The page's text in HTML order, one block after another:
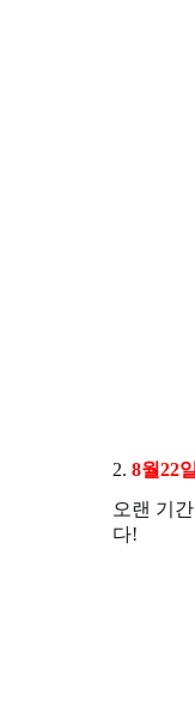
2. 8월22일
오랜 기
다!